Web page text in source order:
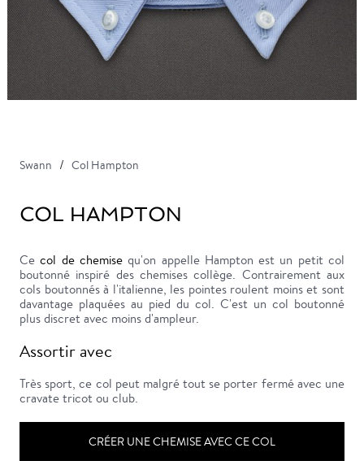
Swann Col Hampton
COL HAMPTON
Cecol de chemisequ'on appelle Hampton est un petit col
boutonné inspiré des chemises collège. Contrairement aux
cols boutonnés à l'italienne, les pointes roulent moins et sont
davantage plaquées au pied du col. C'est un col boutonné
plus discret avec moins d'ampleur.
Assortir avec
Très sport, ce col peut malgré tout se porter fermé avec une
cravate tricot ou club.
CRÉER UNE CHEMISE AVEC CE COL